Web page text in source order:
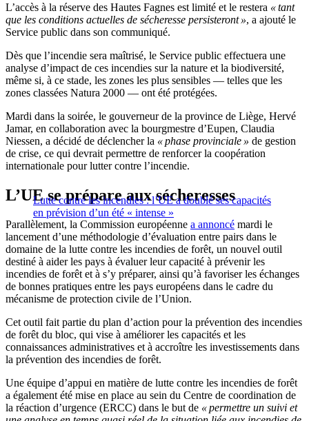
L’accès à la réserve des Hautes Fagnes est limité et le restera « tant
que les conditions actuelles de sécheresse persisteront », a ajouté le
Service public dans son communiqué.
Dès que l’incendie sera maîtrisé, le Service public effectuera une
analyse d’impact de ces incendies sur la nature et la biodiversité,
même si, à ce stade, les zones les plus sensibles — telles que les
zones classées Natura 2000 — ont été protégées.
Mardi dans la soirée, le gouverneur de la province de Liège, Hervé
Jamar, en collaboration avec la bourgmestre d’Eupen, Claudia
Niessen, a décidé de déclencher la « phase provinciale » de gestion
de crise, ce qui devrait permettre de renforcer la coopération
internationale pour lutter contre l’incendie.
Lutte contre les incendies : l’UE a doublé ses capacités
en prévision d’un été « intense »
L’UE se prépare aux sécheresses
Parallèlement, la Commission européenne a annoncé mardi le
lancement d’une méthodologie d’évaluation entre pairs dans le
domaine de la lutte contre les incendies de forêt, un nouvel outil
destiné à aider les pays à évaluer leur capacité à prévenir les
incendies de forêt et à s’y préparer, ainsi qu’à favoriser les échanges
de bonnes pratiques entre les pays européens dans le cadre du
mécanisme de protection civile de l’Union.
Cet outil fait partie du plan d’action pour la prévention des incendies
de forêt du bloc, qui vise à améliorer les capacités et les
connaissances administratives et à accroître les investissements dans
la prévention des incendies de forêt.
Une équipe d’appui en matière de lutte contre les incendies de forêt
a également été mise en place au sein du Centre de coordination de
la réaction d’urgence (ERCC) dans le but de « permettre un suivi et